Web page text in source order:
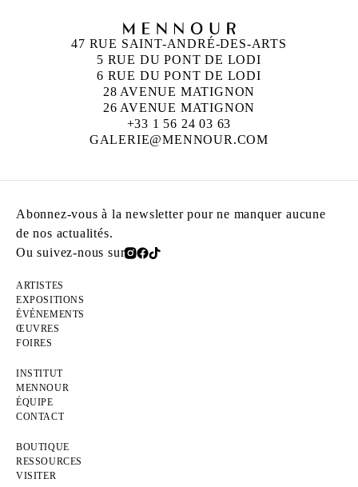
47 RUE SAINT-ANDRÉ-DES-ARTS
5 RUE DU PONT DE LODI
6 RUE DU PONT DE LODI
28 AVENUE MATIGNON
26 AVENUE MATIGNON
+33 1 56 24 03 63
GALERIE@MENNOUR.COM
Abonnez-vous à la newsletter pour ne manquer aucune
de nos actualités.
Ou suivez-nous sur
ARTISTES
EXPOSITIONS
ÉVÉNEMENTS
ŒUVRES
FOIRES
INSTITUT
MENNOUR
ÉQUIPE
CONTACT
BOUTIQUE
RESSOURCES
VISITER